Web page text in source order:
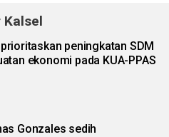
Kalsel
peningkatan SDM
ekonomi pada KUA-PPAS
Gonzales sedih